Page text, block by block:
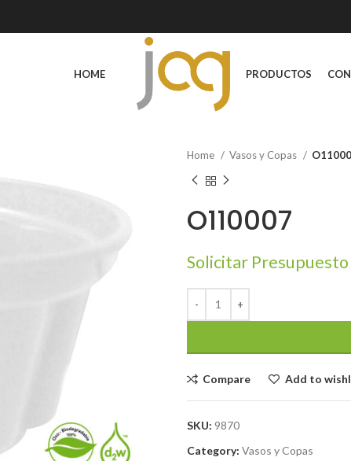
HOME PRODUCTOS
Home Vasos y Copas
O110007
Solicitar Presupuesto
Compare Add to
SKU: 9870
Category: Vasos y Copas